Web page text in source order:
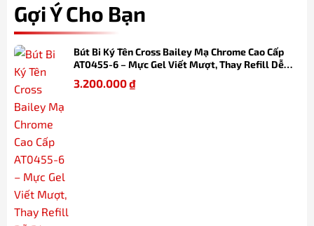
Gợi Ý Cho Bạn
Bút Bi Ký Tên Cross Bailey Mạ Chrome Cao Cấp
AT0455-6 – Mực Gel Viết Mượt, Thay Refill Dễ
Dàng, Kèm Hộp Quà
3.200.000₫